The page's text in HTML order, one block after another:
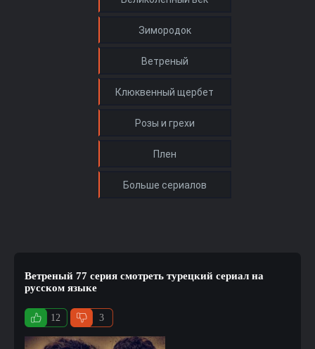
Ветреный 77 серия смотреть турецкий сериал на
русском языке
12 3